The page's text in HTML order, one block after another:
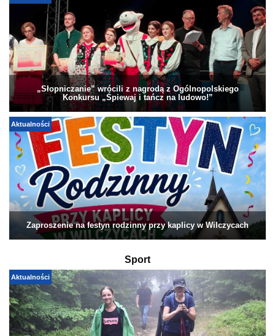
„Słopniczanie” wrócili z nagrodą z Ogólnopolskiego
Konkursu „Śpiewaj i tańcz na ludowo!”
Aktualności
Zaproszenie na festyn rodzinny przy kaplicy w Wilczycach
Sport
Aktualności